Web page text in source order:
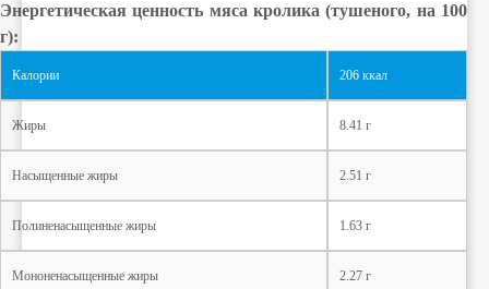
Энергетическая ценность мяса кролика (тушеного, на 100
г):
Калории 206 ккал
Жиры 8.41 г
Насыщенные жиры 2.51 г
Полиненасыщенные жиры 1.63 г
Мононенасыщенные жиры 2.27 г